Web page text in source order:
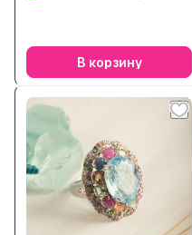
В корзину